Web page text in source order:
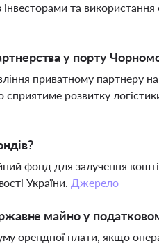
інвесторами та
у порту
приватному партнеру
розвитку
фонд для залучення
України. Джерело
майно у
орендної плати, якщо